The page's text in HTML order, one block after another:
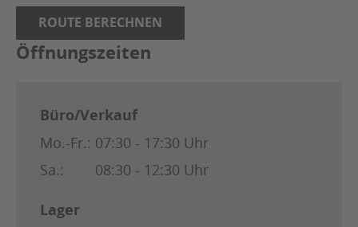
ROUTE BERECHNEN
Öffnungszeiten
Büro/Verkauf
Mo.-Fr.: 07:30 - 17:30 Uhr
Sa.:
08:30 - 12:30 Uhr
Lager